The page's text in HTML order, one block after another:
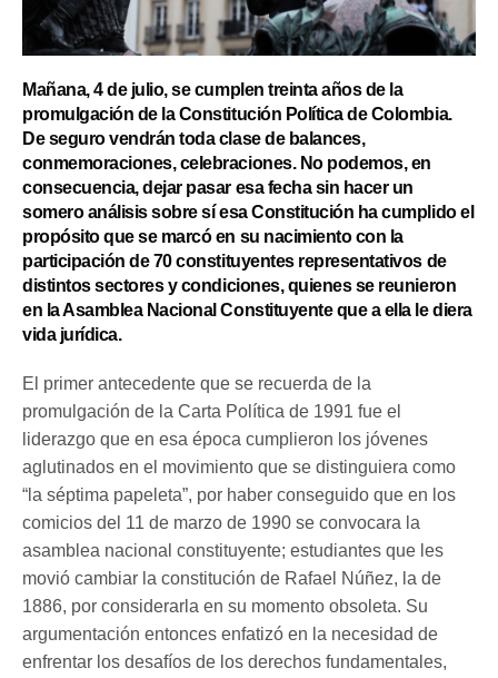
Mañana, 4 de julio, se cumplen treinta años de la
promulgación de la Constitución Política de Colombia.
De seguro vendrán toda clase de balances,
conmemoraciones, celebraciones. No podemos, en
consecuencia, dejar pasar esa fecha sin hacer un
somero análisis sobre sí esa Constitución ha cumplido el
propósito que se marcó en su nacimiento con la
participación de 70 constituyentes representativos de
distintos sectores y condiciones, quienes se reunieron
en la Asamblea Nacional Constituyente que a ella le diera
vida jurídica.
El primer antecedente que se recuerda de la
promulgación de la Carta Política de 1991 fue el
liderazgo que en esa época cumplieron los jóvenes
aglutinados en el movimiento que se distinguiera como
“la séptima papeleta”, por haber conseguido que en los
comicios del 11 de marzo de 1990 se convocara la
asamblea nacional constituyente; estudiantes que les
movió cambiar la constitución de Rafael Núñez, la de
1886, por considerarla en su momento obsoleta. Su
argumentación entonces enfatizó en la necesidad de
enfrentar los desafíos de los derechos fundamentales,